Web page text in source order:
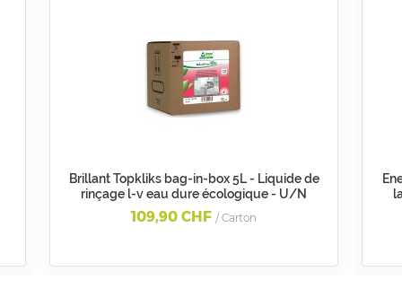
Brillant Topkliks bag-in-box 5L - Liquide de
rinçage l-v eau dure écologique - U/N
109,90 CHF / Carton